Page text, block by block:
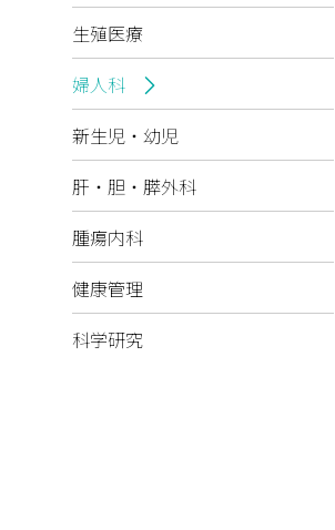
生殖医療
婦人科
新生児・幼児
肝・胆・膵外科
腫瘍内科
健康管理
科学研究